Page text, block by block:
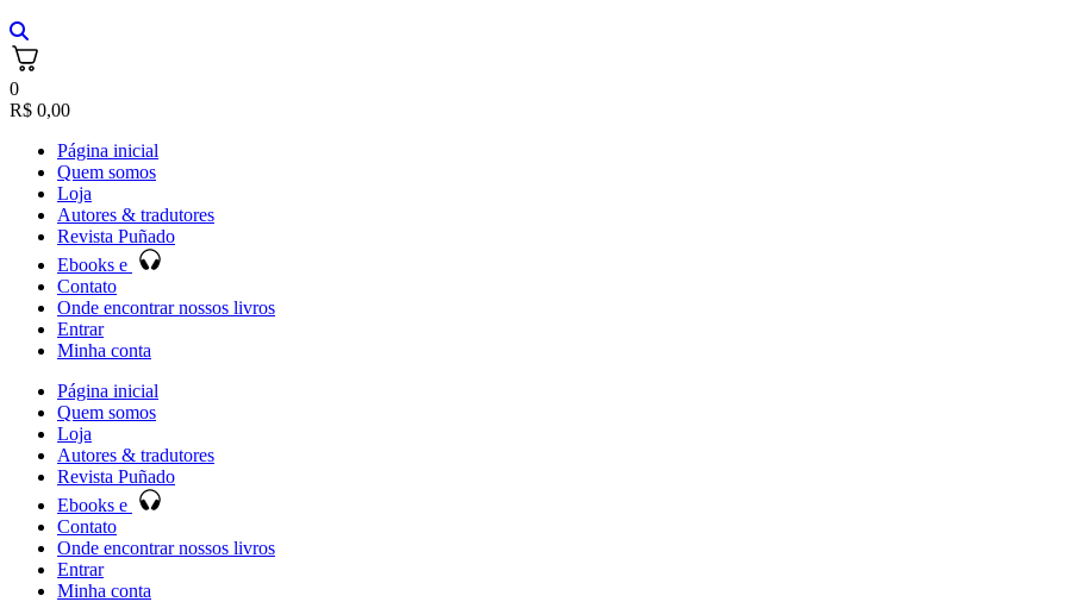
0
R$ 0,00
Página inicial
Quem somos
Loja
Autores & tradutores
Revista Puñado
Ebooks e
Contato
Onde encontrar nossos livros
Entrar
Minha conta
Página inicial
Quem somos
Loja
Autores & tradutores
Revista Puñado
Ebooks e
Contato
Onde encontrar nossos livros
Entrar
Minha conta